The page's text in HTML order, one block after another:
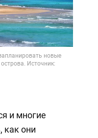
новые
Источник:
и многие
как они